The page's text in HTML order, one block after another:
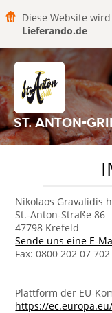
Diese Website
Lieferando.de
ST. ANTON-
Nikolaos Gravalidis
St.-Anton-Straße 86
47798 Krefeld
Sende uns eine E-
Fax: 0800 202 07 702
Plattform der EU-
https://